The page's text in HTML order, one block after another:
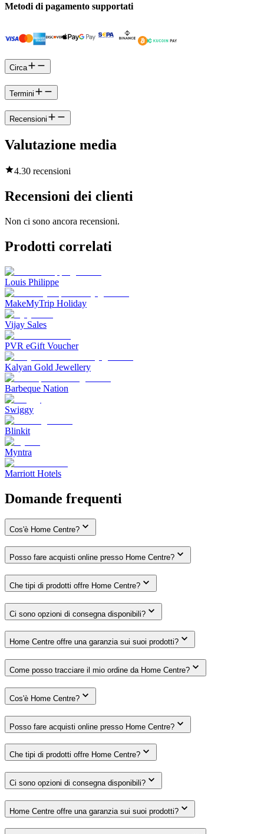
Metodi di pagamento supportati
Circa
Termini
Recensioni
Valutazione media
4.30 recensioni
Recensioni dei clienti
Non ci sono ancora recensioni.
Prodotti correlati
Louis Philippe
MakeMyTrip Holiday
Vijay Sales
PVR eGift Voucher
Kalyan Gold Jewellery
Barbeque Nation
Swiggy
Blinkit
Myntra
Marriott Hotels
Domande frequenti
Cos'è Home Centre?
Posso fare acquisti online presso Home Centre?
Che tipi di prodotti offre Home Centre?
Ci sono opzioni di consegna disponibili?
Home Centre offre una garanzia sui suoi prodotti?
Come posso tracciare il mio ordine da Home Centre?
Cos'è Home Centre?
Posso fare acquisti online presso Home Centre?
Che tipi di prodotti offre Home Centre?
Ci sono opzioni di consegna disponibili?
Home Centre offre una garanzia sui suoi prodotti?